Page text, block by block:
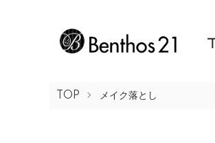
TOP メイク落とし